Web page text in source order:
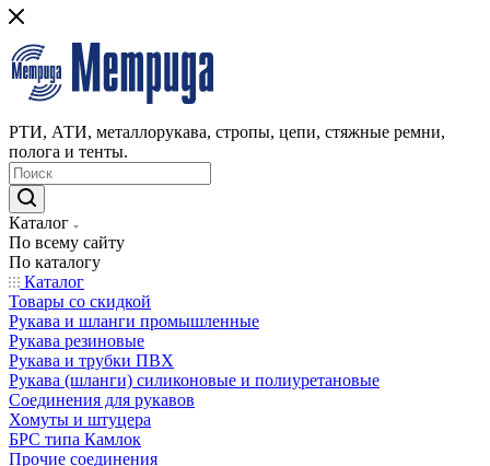
РТИ, АТИ, металлорукава, стропы, цепи, стяжные ремни,
полога и тенты.
Каталог
По всему сайту
По каталогу
Каталог
Товары со скидкой
Рукава и шланги промышленные
Рукава резиновые
Рукава и трубки ПВХ
Рукава (шланги) силиконовые и полиуретановые
Соединения для рукавов
Хомуты и штуцера
БРС типа Камлок
Прочие соединения